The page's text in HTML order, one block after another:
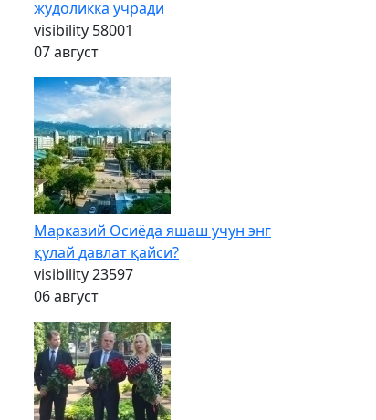
жудоликка учради
visibility 58001
07 август
Марказий Осиёда яшаш учун энг
қулай давлат қайси?
visibility23597
06 август